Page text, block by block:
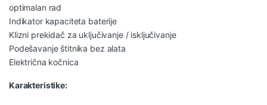
optimalan rad
Indikator kapaciteta baterije
Klizni prekidač za uključivanje / isključivanje
Podešavanje štitnika bez alata
Električna kočnica
Karakteristike: